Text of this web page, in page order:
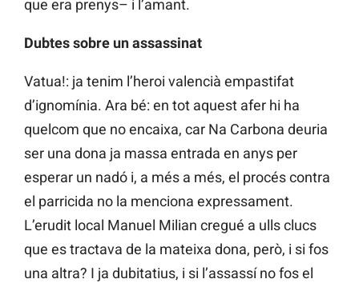
que era prenys– i l’amant.
Dubtes sobre un assassinat
Vatua!: ja tenim l’heroi valencià empastifat
d’ignomínia. Ara bé: en tot aquest afer hi ha
quelcom que no encaixa, car Na Carbona deuria
ser una dona ja massa entrada en anys per
esperar un nadó i, a més a més, el procés contra
el parricida no la menciona expressament.
L’erudit local Manuel Milian cregué a ulls clucs
que es tractava de la mateixa dona, però, i si fos
una altra? I ja dubitatius, i si l’assassí no fos el